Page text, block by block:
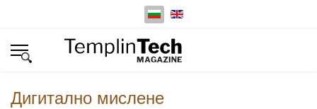
Изберете език
Дигитално мислене